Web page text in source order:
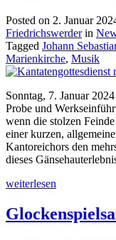
Posted on 2. Januar
Friedrichswerderin
Tagged Johann
Marienkirche, Musik
Sonntag, 7. Januar
Probe und
wenn die stolzen
einer kurzen,
Kantoreichors den
dieses
weiterlesen